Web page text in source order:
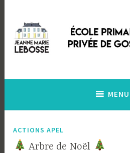
contenu
principal
MENU
ACTIONS APEL
Arbre de Noël